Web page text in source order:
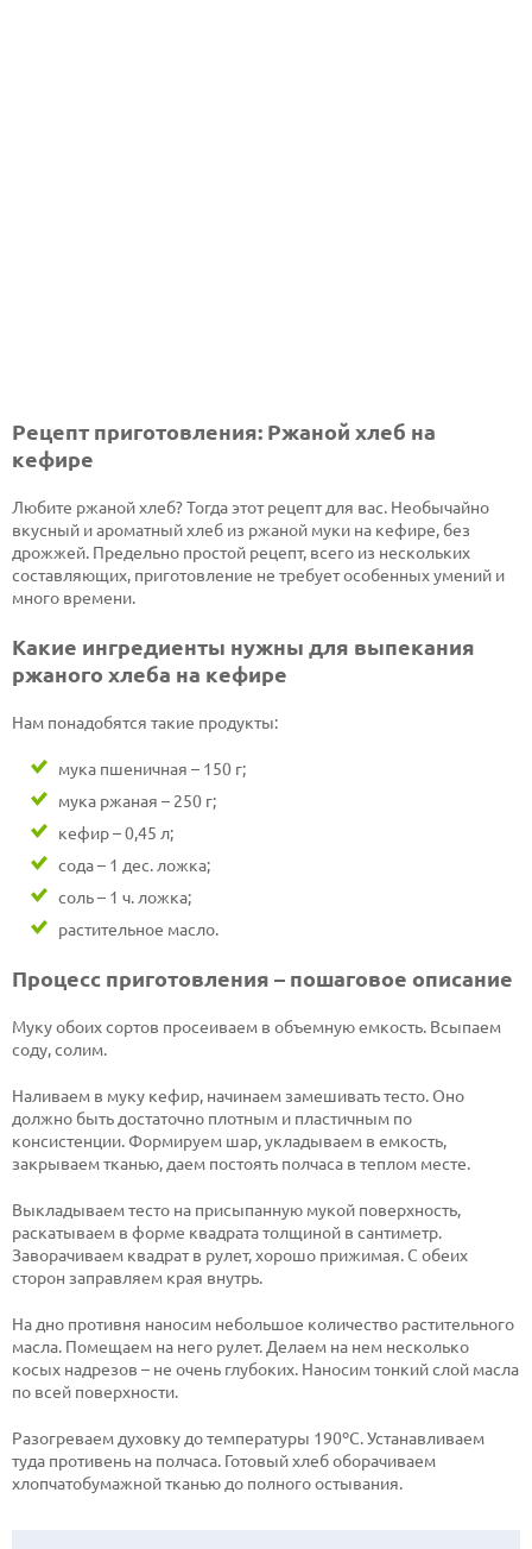
Рецепт приготовления: Ржаной хлеб на
кефире
Любите ржаной хлеб? Тогда этот рецепт для вас. Необычайно
вкусный и ароматный хлеб из ржаной муки на кефире, без
дрожжей. Предельно простой рецепт, всего из нескольких
составляющих, приготовление не требует особенных умений и
много времени.
Какие ингредиенты нужны для выпекания
ржаного хлеба на кефире
Нам понадобятся такие продукты:
мука пшеничная – 150 г;
мука ржаная – 250 г;
кефир – 0,45 л;
сода – 1 дес. ложка;
соль – 1 ч. ложка;
растительное масло.
Процесс приготовления – пошаговое описание
Муку обоих сортов просеиваем в объемную емкость. Всыпаем
соду, солим.
Наливаем в муку кефир, начинаем замешивать тесто. Оно
должно быть достаточно плотным и пластичным по
консистенции. Формируем шар, укладываем в емкость,
закрываем тканью, даем постоять полчаса в теплом месте.
Выкладываем тесто на присыпанную мукой поверхность,
раскатываем в форме квадрата толщиной в сантиметр.
Заворачиваем квадрат в рулет, хорошо прижимая. С обеих
сторон заправляем края внутрь.
На дно противня наносим небольшое количество растительного
масла. Помещаем на него рулет. Делаем на нем несколько
косых надрезов – не очень глубоких. Наносим тонкий слой масла
по всей поверхности.
Разогреваем духовку до температуры 190ºС. Устанавливаем
туда противень на полчаса. Готовый хлеб оборачиваем
хлопчатобумажной тканью до полного остывания.